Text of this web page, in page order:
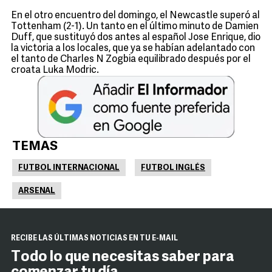
En el otro encuentro del domingo, el Newcastle superó al
Tottenham (2-1). Un tanto en el último minuto de Damien
Duff, que sustituyó dos antes al español Jose Enrique, dio
la victoria a los locales, que ya se habían adelantado con
el tanto de Charles N Zogbia equilibrado después por el
croata Luka Modric.
TEMAS
FUTBOL INTERNACIONAL FUTBOL INGLÉS
ARSENAL
RECIBE LAS ÚLTIMAS NOTICIAS EN TU E-MAIL
Todo lo que necesitas saber para